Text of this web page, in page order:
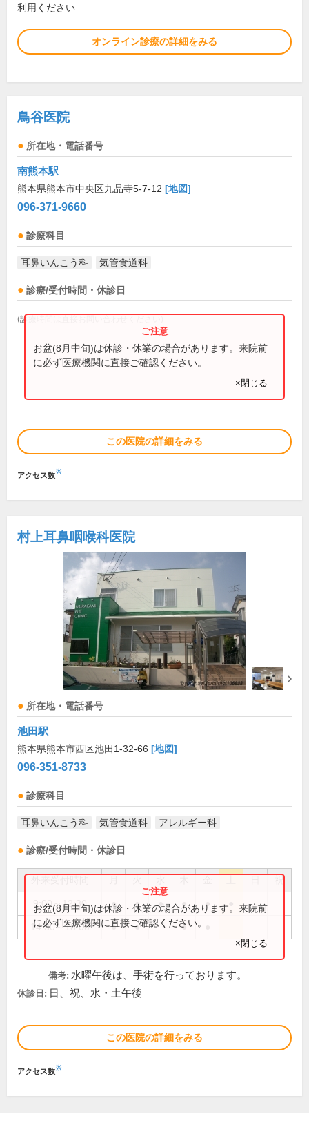
利用ください
オンライン診療の詳細をみる
鳥谷医院
所在地・電話番号
南熊本駅
熊本県熊本市中央区九品寺5-7-12 [地図]
096-371-9660
診療科目
耳鼻いんこう科 気管食道科
診療/受付時間・休診日
(診療時間は直接お問い合わせください)
お盆(8月中旬)は休診・休業の場合があります。来院前
に必ず医療機関に直接ご確認ください。
×閉じる
この医院の詳細をみる
アクセス数※
村上耳鼻咽喉科医院
所在地・電話番号
池田駅
熊本県熊本市西区池田1-32-66 [地図]
096-351-8733
診療科目
耳鼻いんこう科 気管食道科 アレルギー科
診療/受付時間・休診日
祝
9:00～12:30 ● ● ● ● ●
14:30～18:00 ● ● ●
お盆(8月中旬)は休診・休業の場合があります。来院前
に必ず医療機関に直接ご確認ください。
×閉じる
備考: 水曜午後は、手術を行っております。
休診日: 日、祝、水・土午後
この医院の詳細をみる
アクセス数※